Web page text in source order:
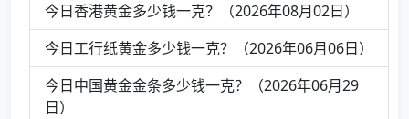
今日香港黄金多少钱一克？（2026年08月02日）
今日工行纸黄金多少钱一克？（2026年06月06日）
今日中国黄金金条多少钱一克？（2026年06月29
日）